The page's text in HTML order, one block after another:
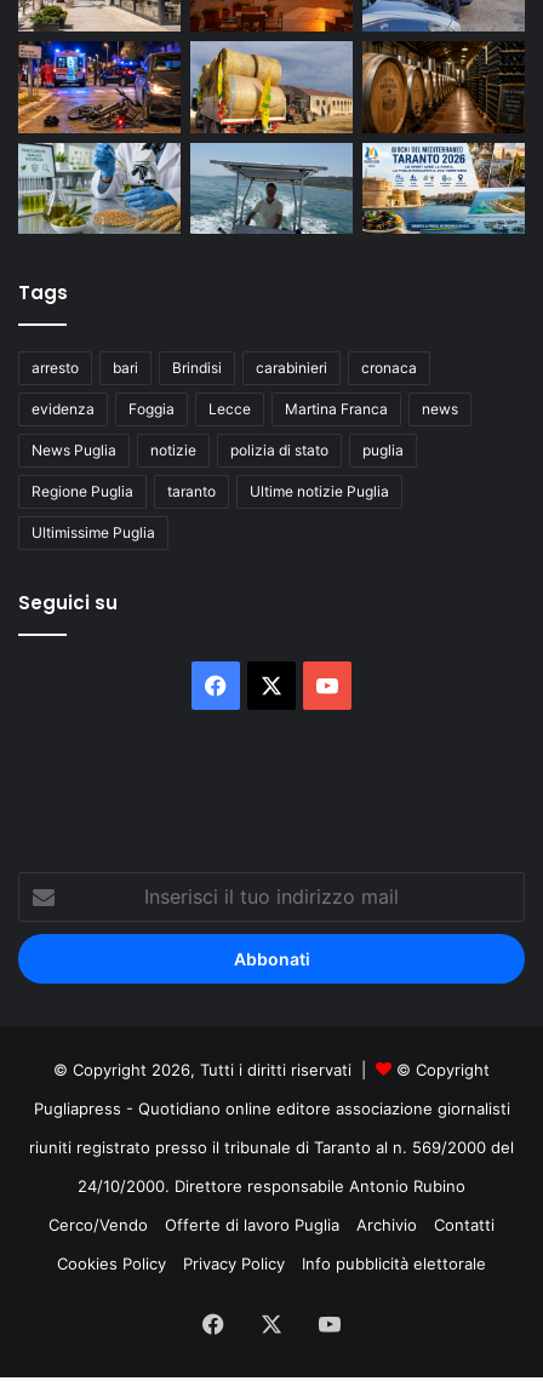
Tags
arresto bari Brindisi carabinieri cronaca
evidenza Foggia Lecce Martina Franca news
News Puglia notizie polizia di stato puglia
Regione Puglia taranto Ultime notizie Puglia
Ultimissime Puglia
Seguici su
Facebook
tuo
indirizzo
mail
© Copyright 2026, Tutti i diritti riservati |
© Copyright
Pugliapress - Quotidiano online editore associazione giornalisti
riuniti registrato presso il tribunale di Taranto al n. 569/2000 del
24/10/2000. Direttore responsabile Antonio Rubino
Cerco/Vendo
Offerte di lavoro Puglia Archivio
Contatti
Cookies Policy
Privacy Policy Info pubblicità elettorale
Facebook